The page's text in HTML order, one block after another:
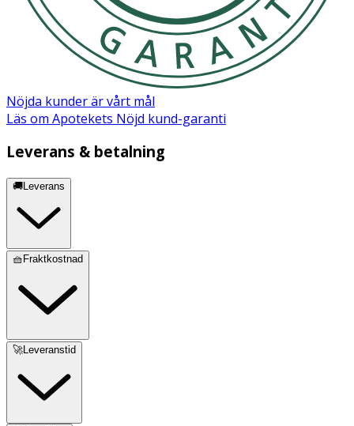
Nöjda kunder är vårt mål
Läs om Apotekets Nöjd kund-garanti
Leverans & betalning
🚚Leverans
🧺Fraktkostnad
🚀Leveranstid